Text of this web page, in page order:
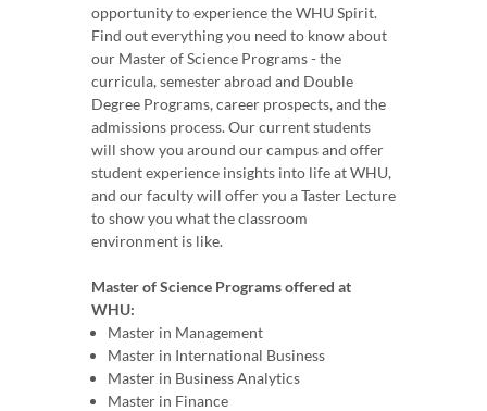
opportunity to experience the WHU Spirit.
Find out everything you need to know about
our Master of Science Programs - the
curricula, semester abroad and Double
Degree Programs, career prospects, and the
admissions process. Our current students
will show you around our campus and offer
student experience insights into life at WHU,
and our faculty will offer you a Taster Lecture
to show you what the classroom
environment is like.
Master of Science Programs offered at
WHU:
Master in Management
Master in International Business
Master in Business Analytics
Master in Finance